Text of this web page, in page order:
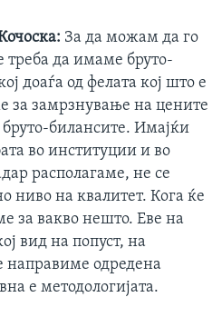
: За да можам да го
да имаме бруто-
доаѓа од фелата кој што е
за замрзнување на цените
билансите. Имајќи
во институции и во
располагаме, не се
ниво на квалитет. Кога ќе
за вакво нешто. Еве на
вид на попуст, на
направиме одредена
е методологијата.